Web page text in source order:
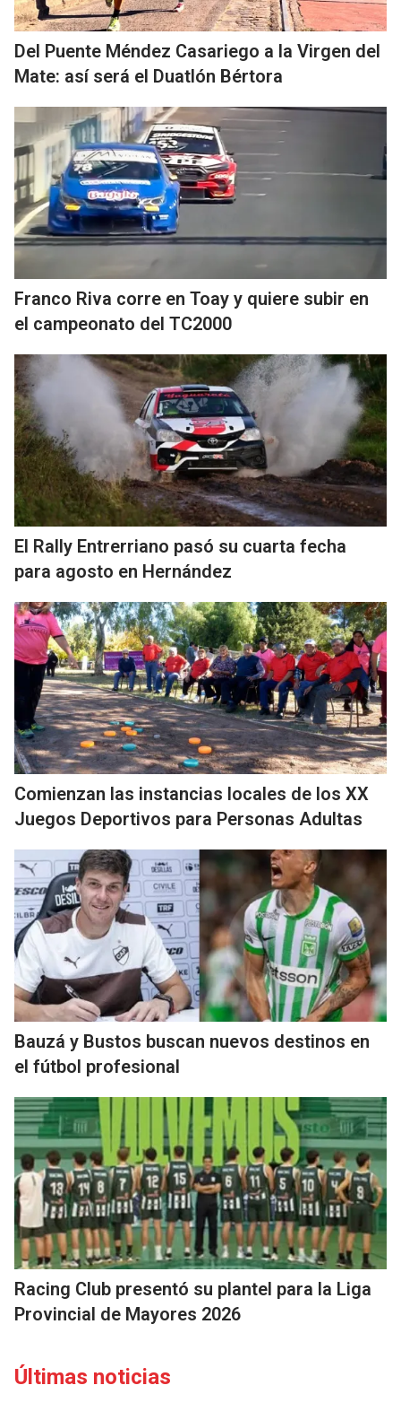
Del Puente Méndez Casariego a la Virgen del
Mate: así será el Duatlón Bértora
Franco Riva corre en Toay y quiere subir en
el campeonato del TC2000
El Rally Entrerriano pasó su cuarta fecha
para agosto en Hernández
Comienzan las instancias locales de los XX
Juegos Deportivos para Personas Adultas
Bauzá y Bustos buscan nuevos destinos en
el fútbol profesional
Racing Club presentó su plantel para la Liga
Provincial de Mayores 2026
Últimas noticias